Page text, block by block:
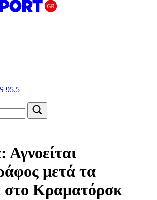
95.5
μετά τα
στο Κραματόρσκ